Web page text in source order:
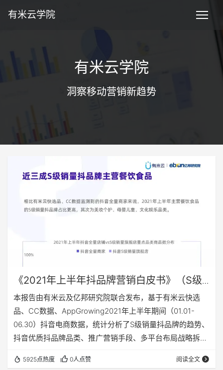
有米云学院
有米云学院
洞察移动营销新趋势
《2021年上半年抖品牌营销白皮书》（S级
销量抖品牌分析篇）
本报告由有米云及亿邦研究院联合发布，基于有米云快选
品、CC数据、AppGrowing2021年上半年期间（01.01-
06.30）抖音电商数据，统计分析了S级销量抖品牌的趋势、
抖音优质抖品牌品类、推广营销手段、多平台布局战略拆
饰鞋包、餐饮食品并重 据有米云快选品、CC数据显示，
5925点热度 0人点赞 阅读全文